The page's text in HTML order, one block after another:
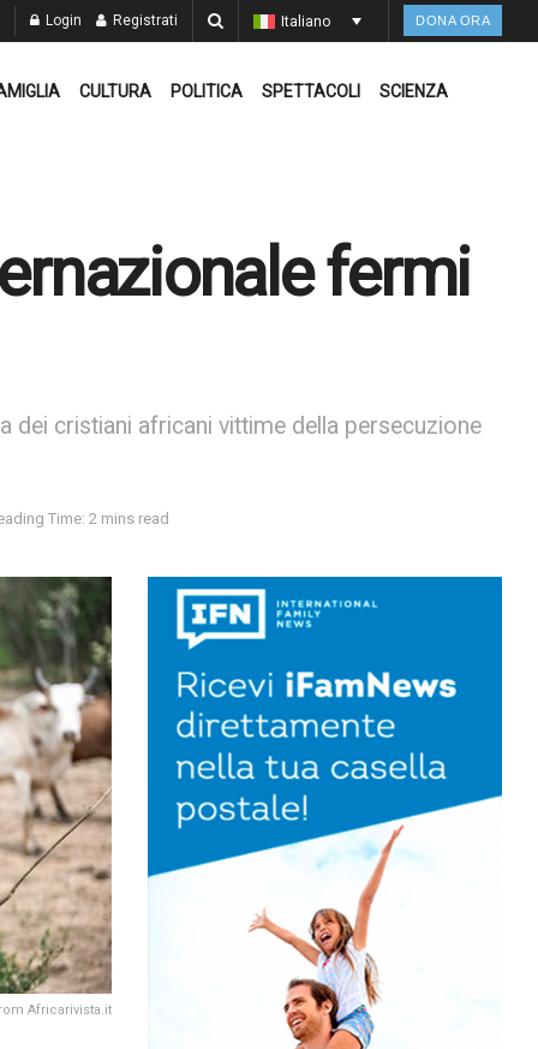
Login Registrati Italiano DONA ORA
CULTURA POLITICA SPETTACOLI SCIENZA
fermi
dei cristiani africani vittime della persecuzione
Time: 2 mins read
Africarivista.it